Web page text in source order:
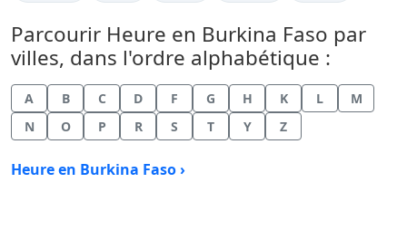
Parcourir Heure en Burkina Faso par
villes, dans l'ordre alphabétique :
A B C D F G H K L
M
N
O P R S T Y Z
Heure en Burkina Faso ›